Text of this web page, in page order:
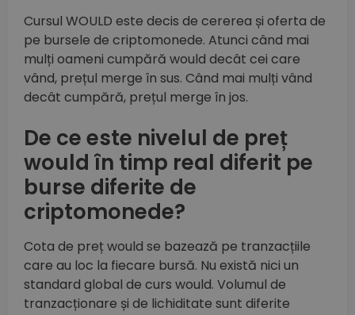
Cursul WOULD este decis de cererea și oferta de
pe bursele de criptomonede. Atunci când mai
mulți oameni cumpără would decât cei care
vând, prețul merge în sus. Când mai mulți vând
decât cumpără, prețul merge în jos.
De ce este nivelul de preț
would în timp real diferit pe
burse diferite de
criptomonede?
Cota de preț would se bazează pe tranzacțiile
care au loc la fiecare bursă. Nu există nici un
standard global de curs would. Volumul de
tranzacționare și de lichiditate sunt diferite